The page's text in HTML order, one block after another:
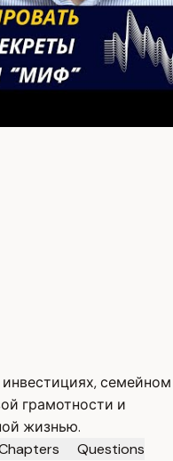
семейном
грамотности и
жизнью.
Questions